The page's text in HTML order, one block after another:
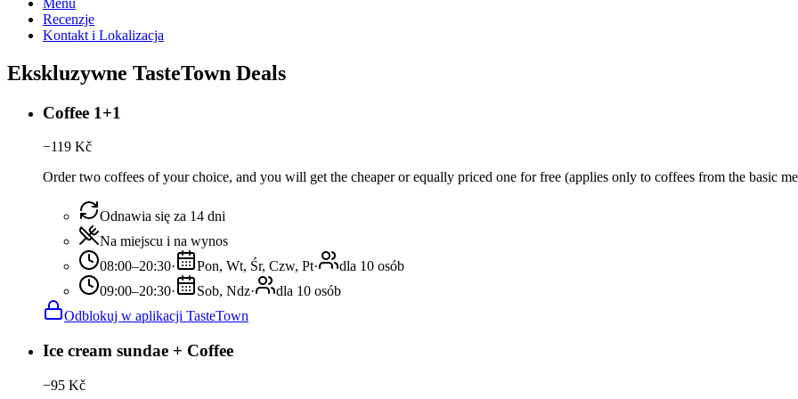
Recenzje
Kontakt i Lokalizacja
Ekskluzywne TasteTown Deals
Coffee 1+1
−119 Kč
Order two coffees of your choice, and you will get the cheaper or equally priced one for free (applies only to coffees from the basic
Odnawia się za 14 dni
Na miejscu i na wynos
08:00–20:30· Pon, Wt, Śr, Czw, Pt·
dla 10 osób
09:00–20:30· Sob, Ndz·
dla 10 osób
Odblokuj w aplikacji TasteTown
Ice cream sundae + Coffee
−95 Kč